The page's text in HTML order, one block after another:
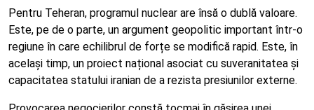
Pentru Teheran, programul nuclear are însă o dublă valoare.
Este, pe de o parte, un argument geopolitic important într-o
regiune în care echilibrul de forțe se modifică rapid. Este, în
același timp, un proiect național asociat cu suveranitatea și
capacitatea statului iranian de a rezista presiunilor externe.